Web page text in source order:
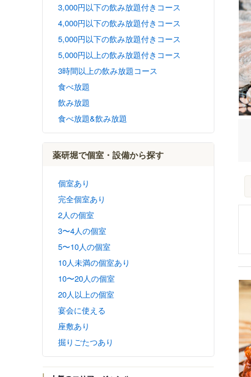
3,000円以下の飲み放題付きコース
4,000円以下の飲み放題付きコース
5,000円以下の飲み放題付きコース
5,000円以上の飲み放題付きコース
3時間以上の飲み放題コース
食べ放題
飲み放題
食べ放題&飲み放題
薬研堀で個室・設備から探す
個室あり
完全個室あり
2人の個室
3〜4人の個室
5〜10人の個室
10人未満の個室あり
10〜20人の個室
20人以上の個室
宴会に使える
座敷あり
掘りごたつあり